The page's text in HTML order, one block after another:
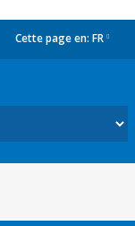
Cette page en: FR